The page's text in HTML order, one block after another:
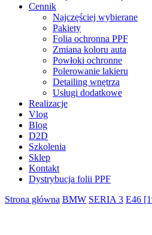
Cennik
Najczęściej wybierane
Pakiety
Folia ochronna PPF
Zmiana koloru auta
Powłoki ochronne
Polerowanie lakieru
Detailing wnętrza
Usługi dodatkowe
Realizacje
Vlog
Blog
D2D
Szkolenia
Sklep
Kontakt
Dystrybucja folii PPF
Strona główna BMW SERIA 3 E46